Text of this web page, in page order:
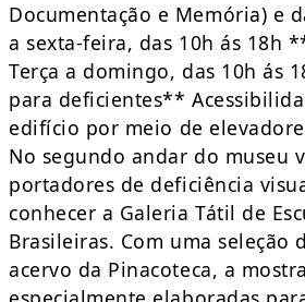
Documentação e Memória) e
a sexta-feira, das 10h ás 18h
Terça a domingo, das 10h ás
para deficientes**
edifício por meio de
No segundo andar do museu
portadores de deficiência
conhecer a Galeria Tátil de
Brasileiras. Com uma seleção
acervo da Pinacoteca, a